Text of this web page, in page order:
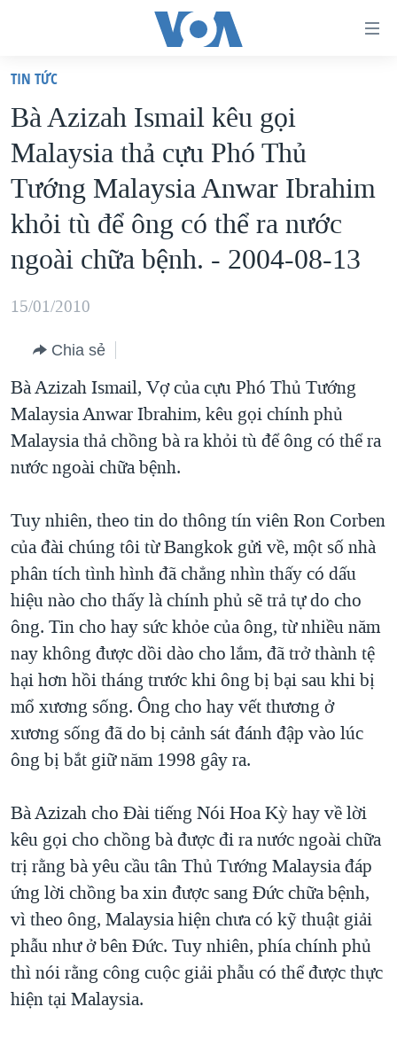
truy
cập
Tới
nội
dung
chính
Tới
hướng
chính
tới
"Tìm"
VIỆT NAM
HOA KỲ
BIỂN ĐÔNG
THẾ GIỚI
BLOG
MỤC
TỰ DO BÁO CHÍ
VẠCH TRẦN TIN GIẢ
NGƯỜI VIỆT HẢI NGOẠI
ĐỜI SỐNG
KINH TẾ
KHOA HỌC
SỨC KHOẺ
VĂN HOÁ
THỂ THAO
GIÁO DỤC
CHUYÊN ĐỀ
CHIẾN TRANH THƯƠNG MẠI CỦA MỸ: QUÁ KHỨ VÀ HIỆN
HÀNH TRÌNH BẦU CỬ 2024
MỘT NĂM CHIẾN TRANH TẠI DẢI GAZA
NGÀY TỊ NẠN THẾ GIỚI
TRỊNH VĨNH BÌNH - NGƯỜI HẠ 'BÊN THẮNG CUỘC'
GROUND ZERO – XƯA VÀ NAY
CHI PHÍ CHIẾN TRANH AFGHANISTAN
CÁC GIÁ TRỊ CỘNG HÒA Ở VIỆT NAM
THƯỢNG ĐỈNH TRUMP-KIM TẠI VIỆT NAM
TRỊNH VĨNH BÌNH VS. CHÍNH PHỦ VIỆT NAM
NGƯ DÂN VIỆT VÀ LÀN SÓNG TRỘM HẢI SÂM
QUAN HỆ VIỆT MỸ
HỌC TIẾNG ANH
VIDEO
NGHE
Ngôn ngữ khác
TIN TỨC
Bà Azizah Ismail kêu gọi
Malaysia thả cựu Phó Thủ
Tướng Malaysia Anwar Ibrahim
khỏi tù để ông có thể ra nước
ngoài chữa bệnh. - 2004-08-13
15/01/2010
Chia sẻ
Bà Azizah Ismail, Vợ của cựu Phó Thủ Tướng
Malaysia Anwar Ibrahim, kêu gọi chính phủ
Malaysia thả chồng bà ra khỏi tù để ông có thể ra
nước ngoài chữa bệnh.
Tuy nhiên, theo tin do thông tín viên Ron Corben
của đài chúng tôi từ Bangkok gửi về, một số nhà
phân tích tình hình đã chẳng nhìn thấy có dấu
hiệu nào cho thấy là chính phủ sẽ trả tự do cho
ông. Tin cho hay sức khỏe của ông, từ nhiều năm
nay không được dồi dào cho lắm, đã trở thành tệ
hại hơn hồi tháng trước khi ông bị bại sau khi bị
mổ xương sống. Ông cho hay vết thương ở
xương sống đã do bị cảnh sát đánh đập vào lúc
ông bị bắt giữ năm 1998 gây ra.
Bà Azizah cho Đài tiếng Nói Hoa Kỳ hay về lời
kêu gọi cho chồng bà được đi ra nước ngoài chữa
trị rằng bà yêu cầu tân Thủ Tướng Malaysia đáp
ứng lời chồng ba xin được sang Đức chữa bệnh,
vì theo ông, Malaysia hiện chưa có kỹ thuật giải
phẫu như ở bên Đức. Tuy nhiên, phía chính phủ
thì nói rằng công cuộc giải phẫu có thể được thực
hiện tại Malaysia.